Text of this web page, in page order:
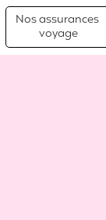
Nos assurances
voyage